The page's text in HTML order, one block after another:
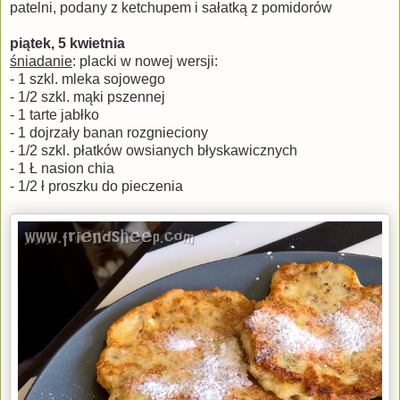
patelni, podany z ketchupem i sałatką z pomidorów
piątek, 5 kwietnia
śniadanie: placki w nowej wersji:
- 1 szkl. mleka sojowego
- 1/2 szkl. mąki pszennej
- 1 tarte jabłko
- 1 dojrzały banan rozgnieciony
- 1/2 szkl. płatków owsianych błyskawicznych
- 1 Ł nasion chia
- 1/2 ł proszku do pieczenia